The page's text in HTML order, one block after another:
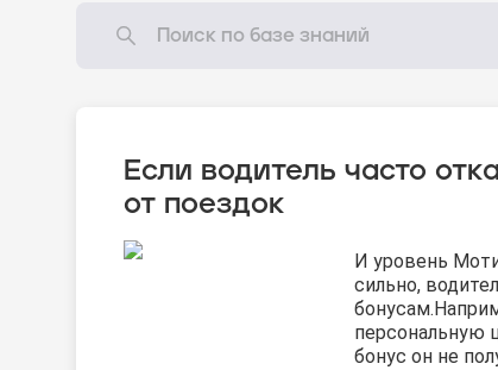
Если водитель часто
от поездок
И уровень
сильно,
бонусам.
персональную
бонус он не